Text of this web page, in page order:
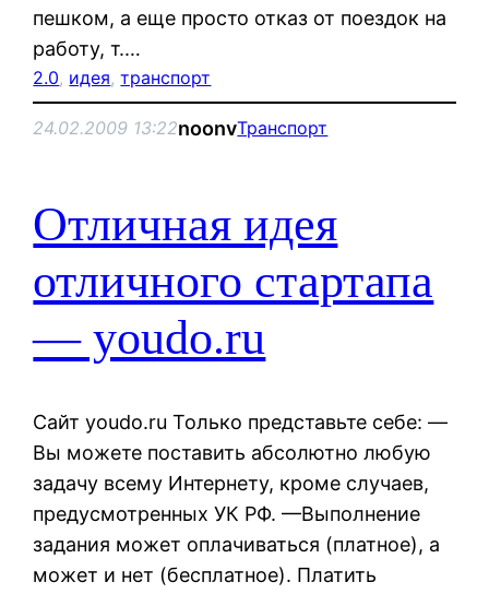
пешком, а еще просто отказ от поездок на
работу, т.…
2.0, идея, транспорт
24.02.2009 13:22noonvТранспорт
Отличная идея
отличного стартапа
— youdo.ru
Сайт youdo.ru Только представьте себе: —
Вы можете поставить абсолютно любую
задачу всему Интернету, кроме случаев,
предусмотренных УК РФ. —Выполнение
задания может оплачиваться (платное), а
может и нет (бесплатное). Платить